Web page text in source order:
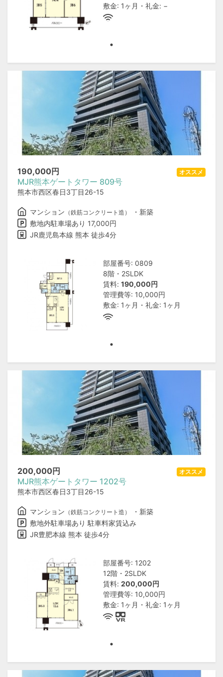
敷金: 1ヶ月・礼金: −
190,000円
MJR熊本ゲートタワー 809号
熊本市西区春日3丁目26-15
オススメ
マンション （鉄筋コンクリート造）
・新築
敷地内駐車場あり 17,000円
JR鹿児島本線 熊本 徒歩4分
部屋番号: 0809
8階・2SLDK
賃料: 190,000円
管理費等: 10,000円
敷金: 1ヶ月・礼金: 1ヶ月
200,000円
MJR熊本ゲートタワー 1202号
熊本市西区春日3丁目26-15
オススメ
マンション （鉄筋コンクリート造）
・新築
敷地外駐車場あり 駐車料家賃込み
JR豊肥本線 熊本 徒歩4分
部屋番号: 1202
12階・2SLDK
賃料: 200,000円
管理費等: 10,000円
敷金: 1ヶ月・礼金: 1ヶ月